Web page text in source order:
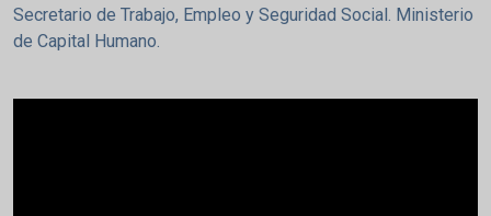
Secretario de Trabajo, Empleo y Seguridad Social. Ministerio
de Capital Humano.